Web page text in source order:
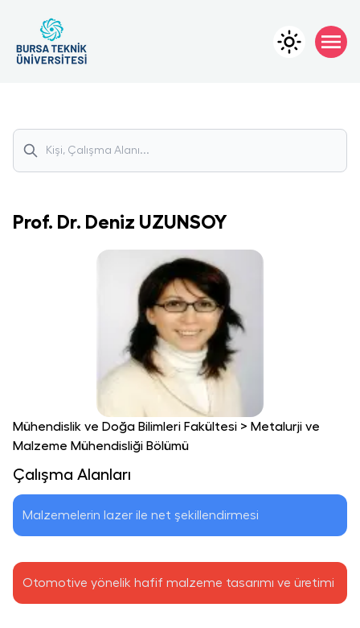
Prof. Dr. Deniz UZUNSOY
Mühendislik ve Doğa Bilimleri Fakültesi > Metalurji ve
Malzeme Mühendisliği Bölümü
Çalışma Alanları
Malzemelerin lazer ile net şekillendirmesi
Otomotive yönelik hafif malzeme tasarımı ve üretimi